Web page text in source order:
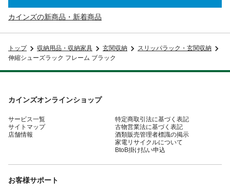
カインズの新商品・新着商品
トップ 収納用品・収納家具 玄関収納
スリッパラック・玄関収納
伸縮シューズラック フレーム ブラック
カインズオンラインショップ
サービス一覧
サイトマップ
店舗情報
特定商取引法に基づく表記
古物営業法に基づく表記
酒類販売管理者標識の掲示
家電リサイクルについて
BtoB掛け払い申込
お客様サポート